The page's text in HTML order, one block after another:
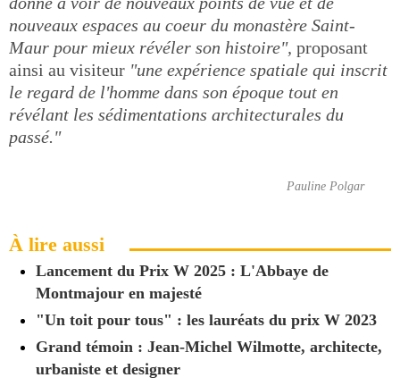
nouveaux espaces au coeur du monastère Saint-
Maur pour mieux révéler son histoire", proposant
ainsi au visiteur "une expérience spatiale qui inscrit
le regard de l'homme dans son époque tout en
révélant les sédimentations architecturales du
passé."
Pauline Polgar
À lire aussi
Lancement du Prix W 2025 : L'Abbaye de
Montmajour en majesté
"Un toit pour tous" : les lauréats du prix W 2023
Grand témoin : Jean-Michel Wilmotte, architecte,
urbaniste et designer